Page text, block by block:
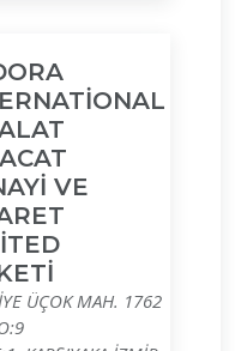
VE
ÜÇOK MAH. 1762